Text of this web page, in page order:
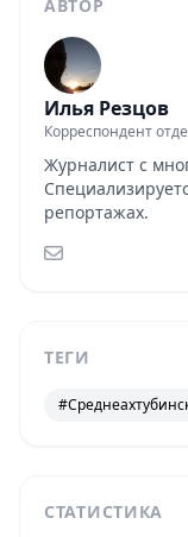
АВТОР
Илья Резцов
Корреспондент
Журналист с
репортажах.
ТЕГИ
СТАТИСТИКА